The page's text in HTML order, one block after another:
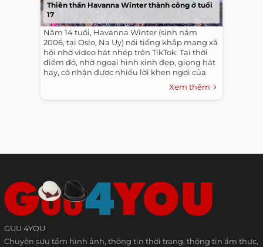
Thiên thần Havanna Winter thành công ở tuổi
17
Năm 14 tuổi, Havanna Winter (sinh năm
2006, tại Oslo, Na Uy) nổi tiếng khắp mạng xã
hội nhờ video hát nhép trên TikTok. Tại thời
điểm đó, nhờ ngoại hình xinh đẹp, giọng hát
hay, cô nhận được nhiều lời khen ngợi của
Xem thêm
GUU 4YOU
Chuyên sưu tầm hình ảnh, thông tin thời trang, thông tin ẩm thực,